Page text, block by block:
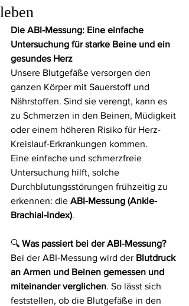
leben
Die ABI-Messung: Eine einfache
Untersuchung für starke Beine und ein
gesundes Herz
Unsere Blutgefäße versorgen den
ganzen Körper mit Sauerstoff und
Nährstoffen. Sind sie verengt, kann es
zu Schmerzen in den Beinen, Müdigkeit
oder einem höheren Risiko für Herz-
Kreislauf-Erkrankungen kommen.
Eine einfache und schmerzfreie
Untersuchung hilft, solche
Durchblutungsstörungen frühzeitig zu
erkennen: die ABI-Messung (Ankle-
Brachial-Index).
🔍 Was passiert bei der ABI-Messung?
Bei der ABI-Messung wird der Blutdruck
an Armen und Beinen gemessen und
miteinander verglichen. So lässt sich
feststellen, ob die Blutgefäße in den